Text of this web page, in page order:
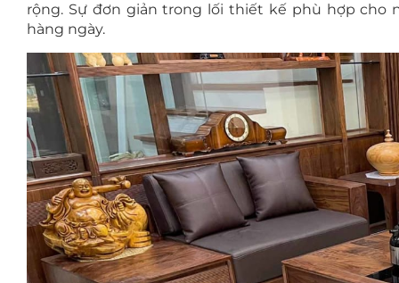
rộng. Sự đơn giản trong lối thiết kế phù hợp
hàng ngày.